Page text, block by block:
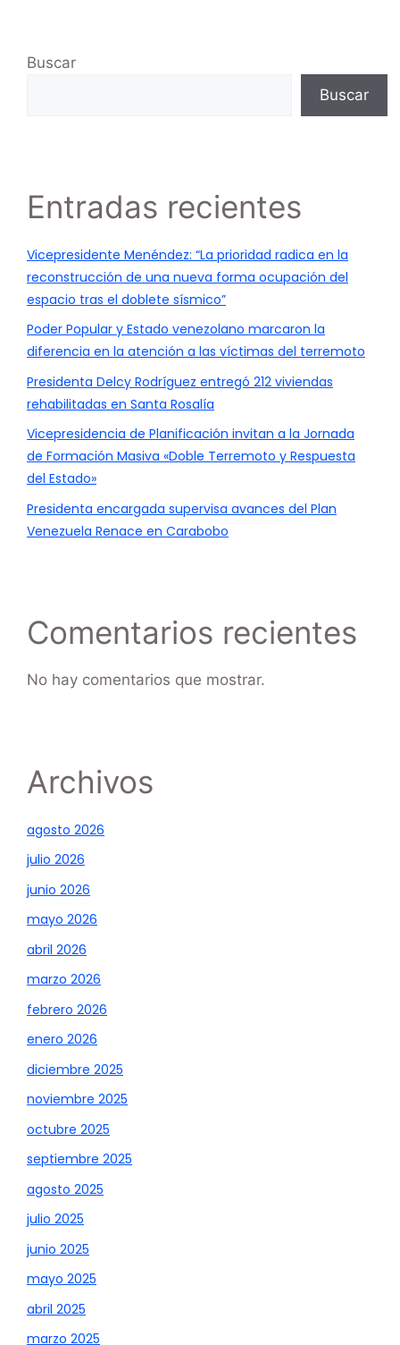
Buscar
Buscar
Entradas recientes
Vicepresidente Menéndez: “La prioridad radica en la
reconstrucción de una nueva forma ocupación del
espacio tras el doblete sísmico”
Poder Popular y Estado venezolano marcaron la
diferencia en la atención a las víctimas del terremoto
Presidenta Delcy Rodríguez entregó 212 viviendas
rehabilitadas en Santa Rosalía
Vicepresidencia de Planificación invitan a la Jornada
de Formación Masiva «Doble Terremoto y Respuesta
del Estado»
Presidenta encargada supervisa avances del Plan
Venezuela Renace en Carabobo
Comentarios recientes
No hay comentarios que mostrar.
Archivos
agosto 2026
julio 2026
junio 2026
mayo 2026
abril 2026
marzo 2026
febrero 2026
enero 2026
diciembre 2025
noviembre 2025
octubre 2025
septiembre 2025
agosto 2025
julio 2025
junio 2025
mayo 2025
abril 2025
marzo 2025